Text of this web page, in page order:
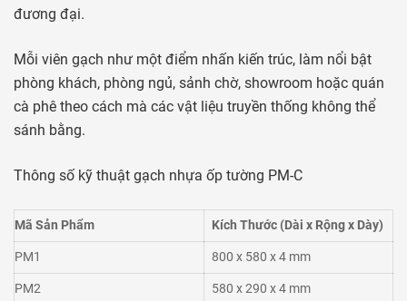
đương đại.
Mỗi viên gạch như một điểm nhấn kiến trúc, làm nổi bật
phòng khách, phòng ngủ, sảnh chờ, showroom hoặc quán
cà phê theo cách mà các vật liệu truyền thống không thể
sánh bằng.
Thông số kỹ thuật gạch nhựa ốp tường PM-C
Mã Sản Phẩm Kích Thước (Dài x Rộng x Dày)
PM1 800 x 580 x 4 mm
PM2 580 x 290 x 4 mm